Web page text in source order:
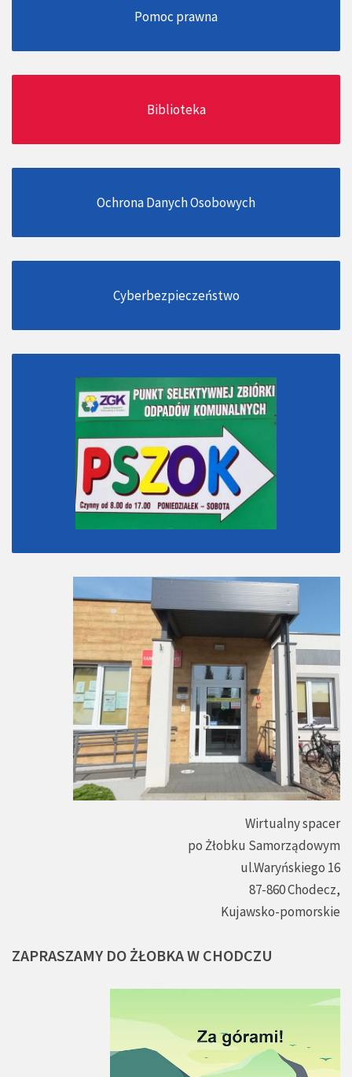
Pomoc prawna
Biblioteka
Ochrona Danych Osobowych
Cyberbezpieczeństwo
Wirtualny spacer
po Żłobku Samorządowym
ul.Waryńskiego 16
87-860 Chodecz,
Kujawsko-pomorskie
ZAPRASZAMY DOŻŁOBKAW CHODCZU